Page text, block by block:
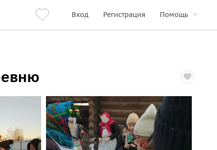
Вход Регистрация Помощь